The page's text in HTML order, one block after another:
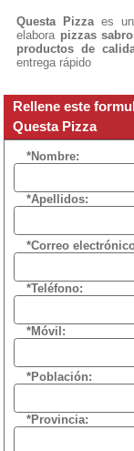
Questa Pizzaes un
elabora pizzas
productos de
entrega rápido
Rellene este
Questa Pizza
*Nombre:
*Apellidos:
*Correo
*Teléfono:
*Móvil:
*Población:
*Provincia: